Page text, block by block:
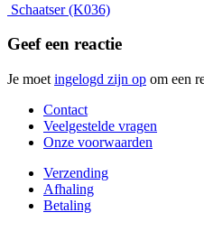
Schaatser (K036)
Geef een reactie
Je moet ingelogd zijn op om een
Contact
Veelgestelde vragen
Onze voorwaarden
Verzending
Afhaling
Betaling